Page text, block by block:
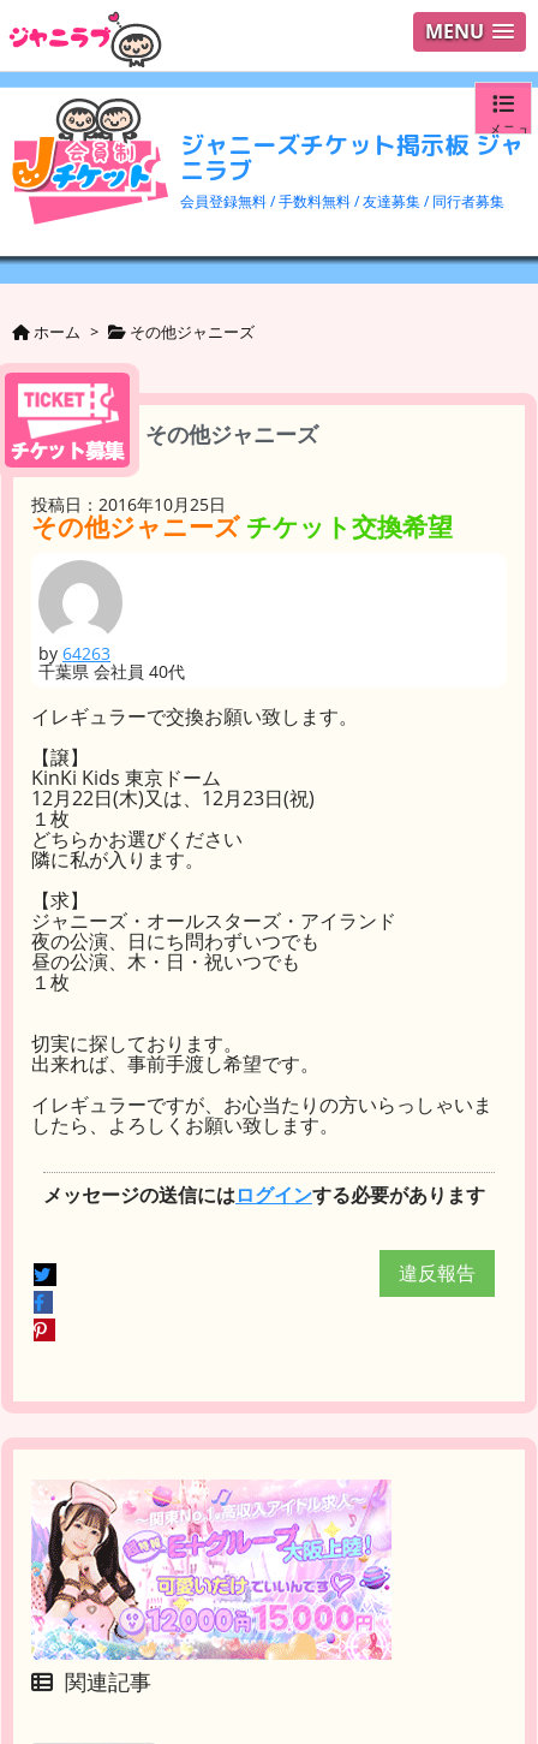
MENU
ジャニーズチケット掲示板 ジャ
ニラブ
会員登録無料 / 手数料無料 / 友達募集 / 同行者募集
メニュ
ログイ
ユーザ
ホーム > その他ジャニーズ
その他ジャニーズ
投稿日：2016年10月25日
その他ジャニーズ チケット交換希望
by 64263
千葉県 会社員 40代
イレギュラーで交換お願い致します。
【譲】
KinKi Kids 東京ドーム
12月22日(木)又は、12月23日(祝)
１枚
どちらかお選びください
隣に私が入ります。
【求】
ジャニーズ・オールスターズ・アイランド
夜の公演、日にち問わずいつでも
昼の公演、木・日・祝いつでも
１枚
切実に探しております。
出来れば、事前手渡し希望です。
イレギュラーですが、お心当たりの方いらっしゃいま
したら、よろしくお願い致します。
メッセージの送信にはログインする必要があります
違反報告
関連記事